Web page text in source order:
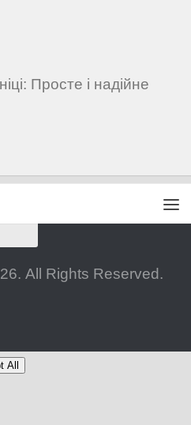
Просте і надійне
All Rights Reserved.
All